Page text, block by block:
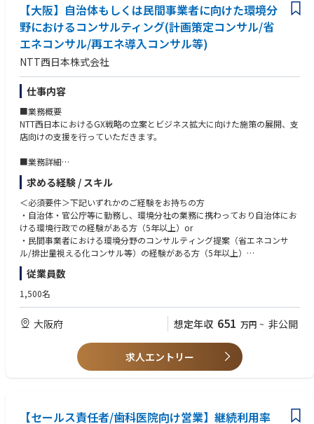
・ アライアンスパートナーの開拓及び新サービス立ち上げサポートに関わ
る業務
・その他上記業務のサポート業務、及び新規サービス開発、研究開発業
務 など
※ＮＴＴ西日本からＮＴＴフィールドテクノへの在籍出向となります。
【大阪】自治体もしくは民間事業者に向けた環境分
野におけるコンサルティング(計画策定コンサル/省
エネコンサル/再エネ導入コンサル等)
NTT西日本株式会社
仕事内容
■業務概要
NTT西日本におけるGX戦略の立案とビジネス拡大に向けた施策の展開、支
店向けの支援を行っていただきます。
■業務詳細
・自治体および民間事業者において環境分野の取組みが加速することが想
定され、NTT西日本として今後のビジネス拡大に向けた新たな市場として
ＧＸ分野を開拓することがミッションとなります。
・ご入社いただいた後は、関連部署、NTTグループ関連会社とも連携し、
自治体および民間事業者におけるGXの取組み推進を目指し、戦略立案、施
策展開、支店支援等広く、業務にリーダー的な立場で携わりチームを牽引
PPAサービスの例)
https://business.ntt-west.co.jp/solution/ppa/
求める経験 / スキル
＜必須要件＞下記いずれかのご経験をお持ちの方
・自治体・官公庁等に勤務し、環境分社の業務に携わっており自治体にお
ける環境行政での経験がある方（5年以上）or
・民間事業者における環境分野のコンサルティング提案（省エネコンサ
ル/排出量視える化コンサル等）の経験がある方（5年以上）
＜歓迎要件＞
■経験
ング活動（5年以上）
・自治体、官公庁、民間企業に対する環境分野の営業経験（5年以上）
・必須条件内容の実績
・民間事業者向けにSBTやCDP、SSBJ等の各種制度のコンサルティングが
従業員数
1,500名
大阪府 想定年収 651 万円 ~ 非公開
求人エントリー
【セールス責任者/歯科医院向け営業】継続利用率